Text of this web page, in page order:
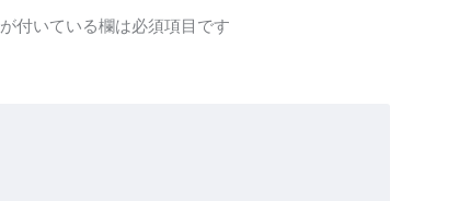
が付いている欄は必須項目です